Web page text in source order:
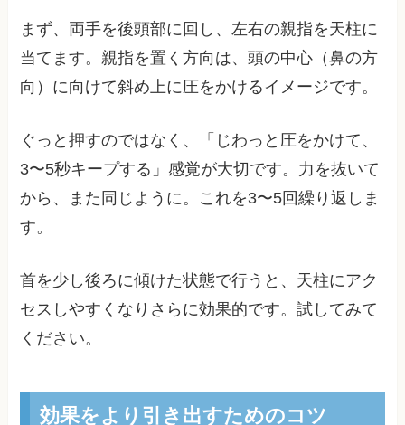
まず、両手を後頭部に回し、左右の親指を天柱に
当てます。親指を置く方向は、頭の中心（鼻の方
向）に向けて斜め上に圧をかけるイメージです。
ぐっと押すのではなく、「じわっと圧をかけて、
3〜5秒キープする」感覚が大切です。力を抜いて
から、また同じように。これを3〜5回繰り返しま
す。
首を少し後ろに傾けた状態で行うと、天柱にアク
セスしやすくなりさらに効果的です。試してみて
ください。
効果をより引き出すためのコツ